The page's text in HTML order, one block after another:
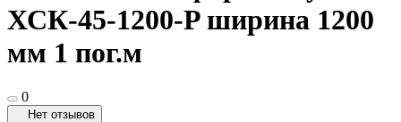
ХСК-45-1200-P ширина 1200
мм 1 пог.м
0
Нет отзывов